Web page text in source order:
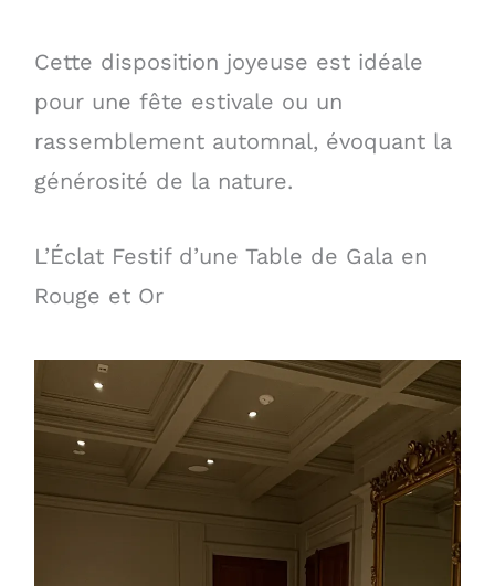
Cette disposition joyeuse est idéale
pour une fête estivale ou un
rassemblement automnal, évoquant la
générosité de la nature.
L’Éclat Festif d’une Table de Gala en
Rouge et Or